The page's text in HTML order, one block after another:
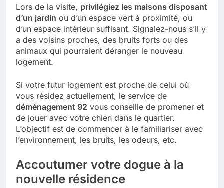
Lors de la visite, privilégiez les maisons disposant
d’un jardin ou d’un espace vert à proximité, ou
d’un espace intérieur suffisant. Signalez-nous s’il y
a des voisins proches, des bruits forts ou des
animaux qui pourraient déranger le nouveau
logement.
Si votre futur logement est proche de celui où
vous résidez actuellement, le service de
déménagement 92 vous conseille de promener et
de jouer avec votre chien dans le quartier.
L’objectif est de commencer à le familiariser avec
l’environnement, les bruits, les odeurs, etc.
Accoutumer votre dogue à la
nouvelle résidence